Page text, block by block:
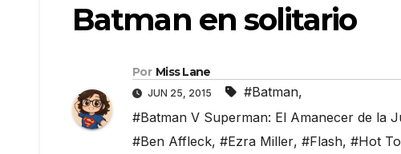
Batman en solitario
Por Miss Lane
JUN 25, 2015 #Batman,
#Batman V Superman: El Amanecer de la
#Ben Affleck, #Ezra Miller, #Flash, #Hot